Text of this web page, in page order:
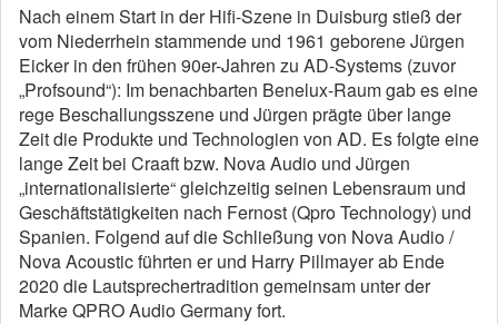
Nach einem Start in der Hifi-Szene in Duisburg stieß der
vom Niederrhein stammende und 1961 geborene Jürgen
Eicker in den frühen 90er-Jahren zu AD-Systems (zuvor
„Profsound“): Im benachbarten Benelux-Raum gab es eine
rege Beschallungsszene und Jürgen prägte über lange
Zeit die Produkte und Technologien von AD. Es folgte eine
lange Zeit bei Craaft bzw. Nova Audio und Jürgen
„internationalisierte“ gleichzeitig seinen Lebensraum und
Geschäftstätigkeiten nach Fernost (Qpro Technology) und
Spanien. Folgend auf die Schließung von Nova Audio /
Nova Acoustic führten er und Harry Pillmayer ab Ende
2020 die Lautsprechertradition gemeinsam unter der
Marke QPRO Audio Germany fort.